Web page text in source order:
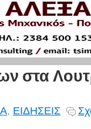
στα
, ΕΙΔΗΣΕΙΣ